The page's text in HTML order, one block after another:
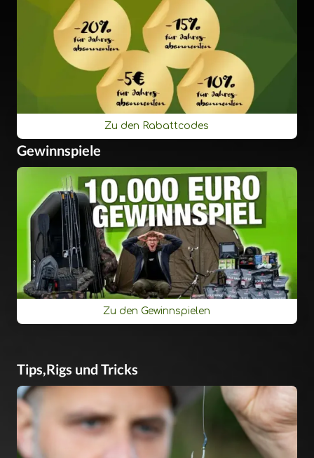
Zu den Rabattcodes
Gewinnspiele
Zu den Gewinnspielen
Tips,Rigs und Tricks